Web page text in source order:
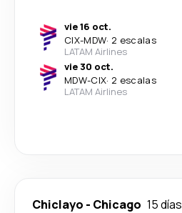
vie 16 oct.
CIX-MDW· 2 escalas
LATAM Airlines
vie 30 oct.
MDW-CIX· 2 escalas
LATAM Airlines
Chiclayo - Chicago 15 días